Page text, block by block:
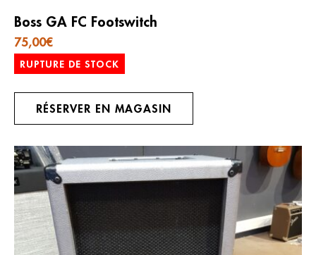
Boss GA FC Footswitch
75,00€
RUPTURE DE STOCK
RÉSERVER EN MAGASIN